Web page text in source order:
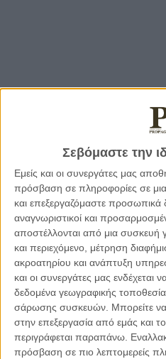
Σεβόμαστε την
Εμείς και οι συνεργάτες μας
πρόσβαση σε πληροφορίες σε
και επεξεργαζόμαστε
αναγνωριστικοί και
αποστέλλονται από μια συσκευή
και περιεχόμενο, μέτρηση
ακροατηρίου και ανάπτυξη
και οι συνεργάτες μας ενδέχεται
δεδομένα γεωγραφικής
σάρωσης συσκευών. Μπορείτε να
στην επεξεργασία από εμάς και
περιγράφεται παραπάνω.
πρόσβαση σε πιο λεπτομερείς